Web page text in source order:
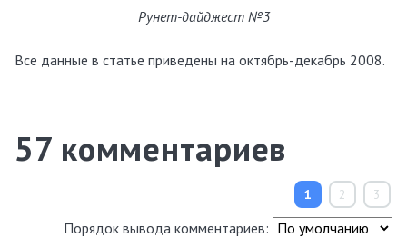
Рунет-дайджест №3
Все данные в статье приведены на октябрь-декабрь 2008.
57 комментариев
1 2 3
Порядок вывода комментариев: